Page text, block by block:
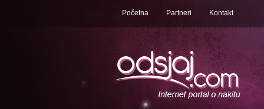
Početna Partneri Kontakt